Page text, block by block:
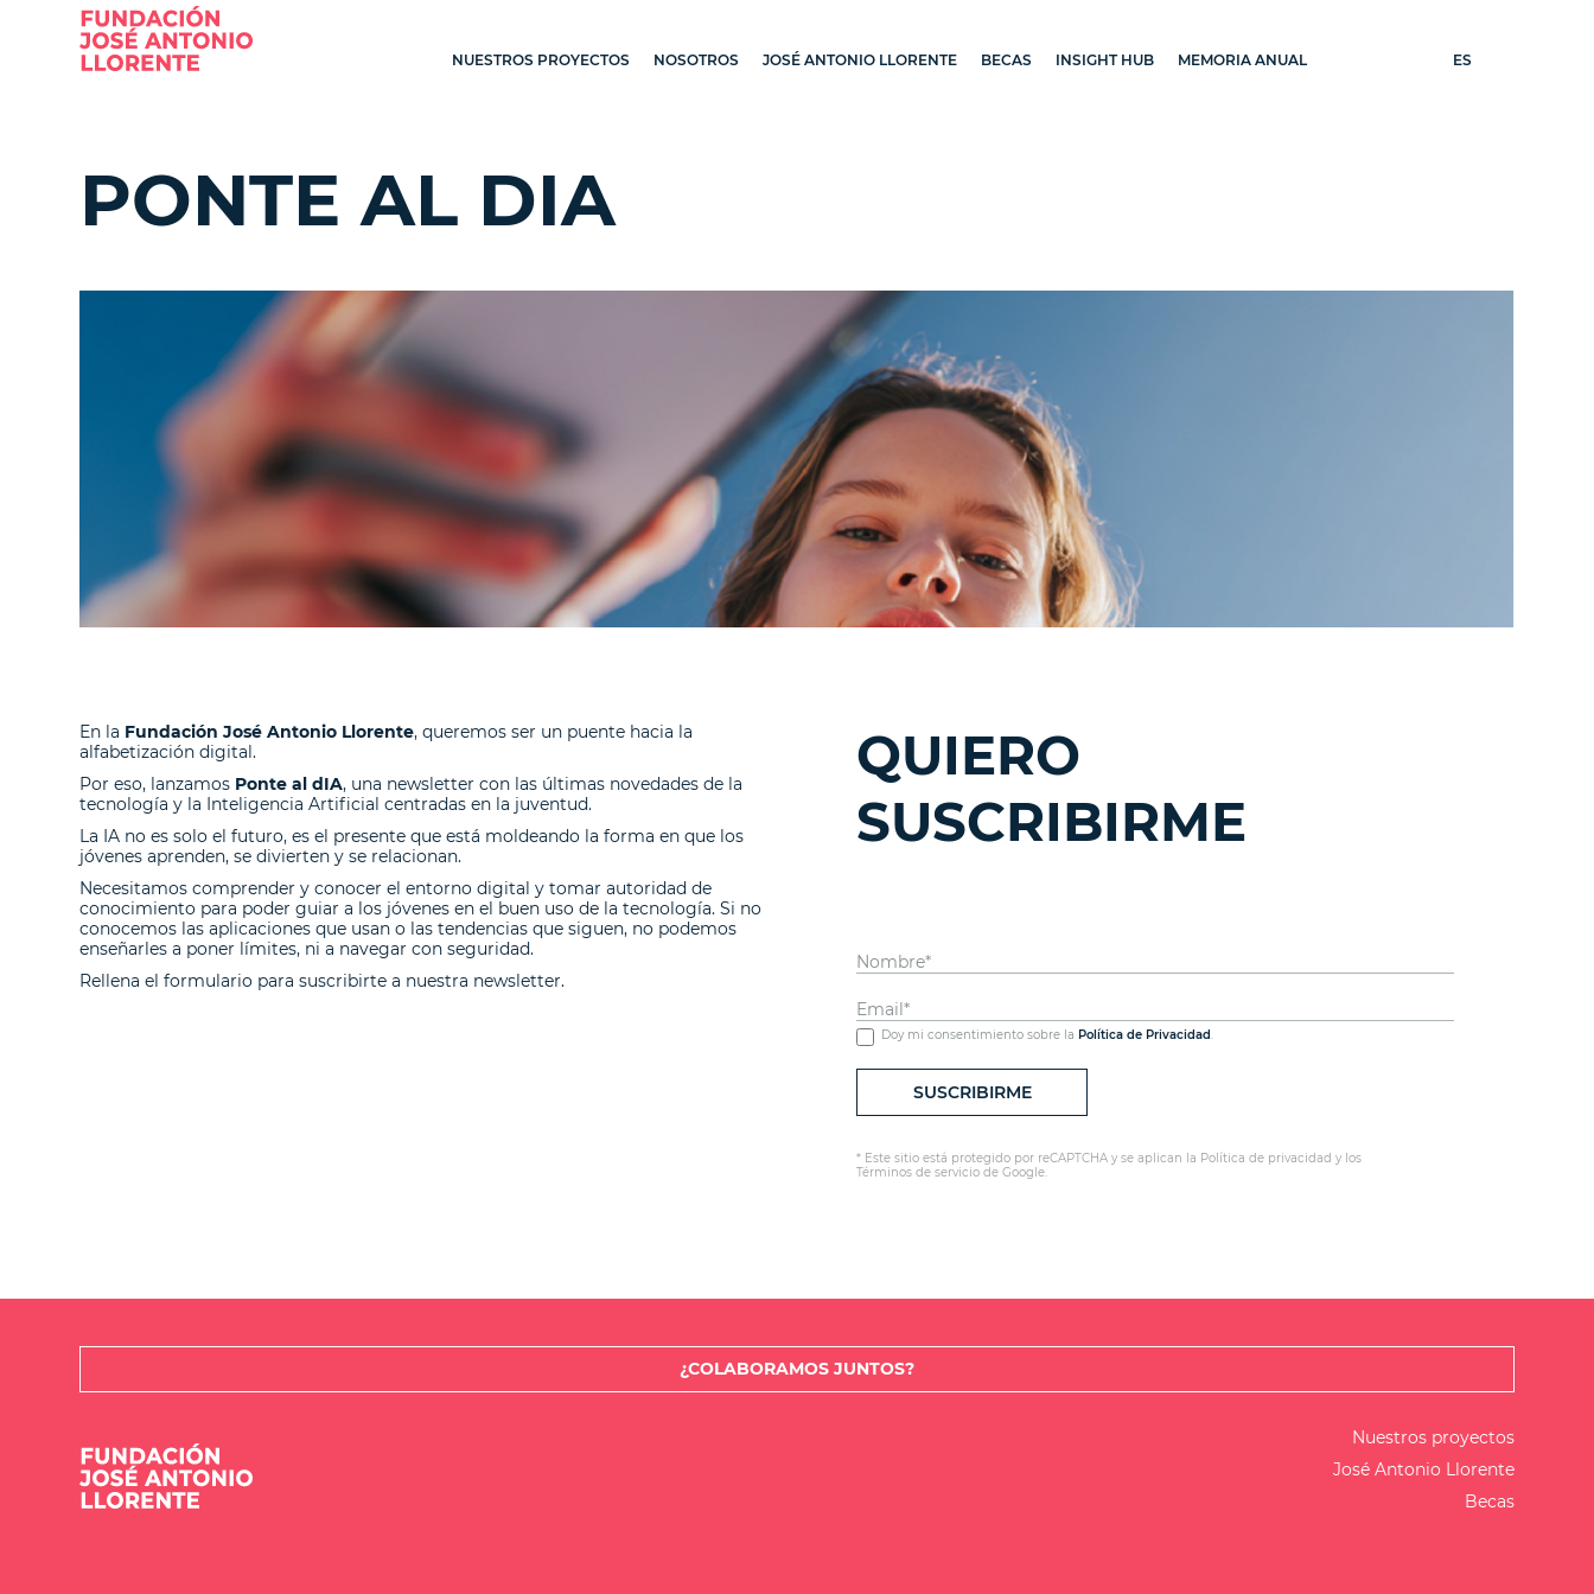
NUESTROS PROYECTOS NOSOTROS JOSÉ ANTONIO LLORENTE BECAS INSIGHT HUB MEMORIA ANUAL ES
PONTE AL DIA
En la Fundación José Antonio Llorente, queremos ser un puente hacia la
alfabetización digital.
Por eso, lanzamos Ponte al dIA, una newsletter con las últimas novedades de la
tecnología y la Inteligencia Artificial centradas en la juventud.
La IA no es solo el futuro, es el presente que está moldeando la forma en que los
jóvenes aprenden, se divierten y se relacionan.
Necesitamos comprender y conocer el entorno digital y tomar autoridad de
conocimiento para poder guiar a los jóvenes en el buen uso de la tecnología. Si no
conocemos las aplicaciones que usan o las tendencias que siguen, no podemos
enseñarles a poner límites, ni a navegar con seguridad.
Rellena el formulario para suscribirte a nuestra newsletter.
QUIERO
SUSCRIBIRME
Doy mi consentimiento sobre la Política de Privacidad.
* Este sitio está protegido por reCAPTCHA y se aplican la Política de privacidad y los
Términos de servicio de Google.
¿COLABORAMOS JUNTOS?
Nuestros proyectos
José Antonio Llorente
Becas